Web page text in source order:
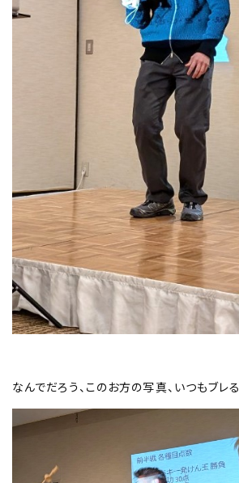
なんでだろう、このお方の写真、いつもブレる